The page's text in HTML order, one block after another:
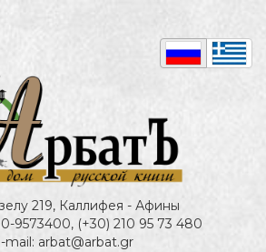
219, Каллифея - Афины
9573400, (+30) 210 95 73 480
mail: arbat@arbat.gr